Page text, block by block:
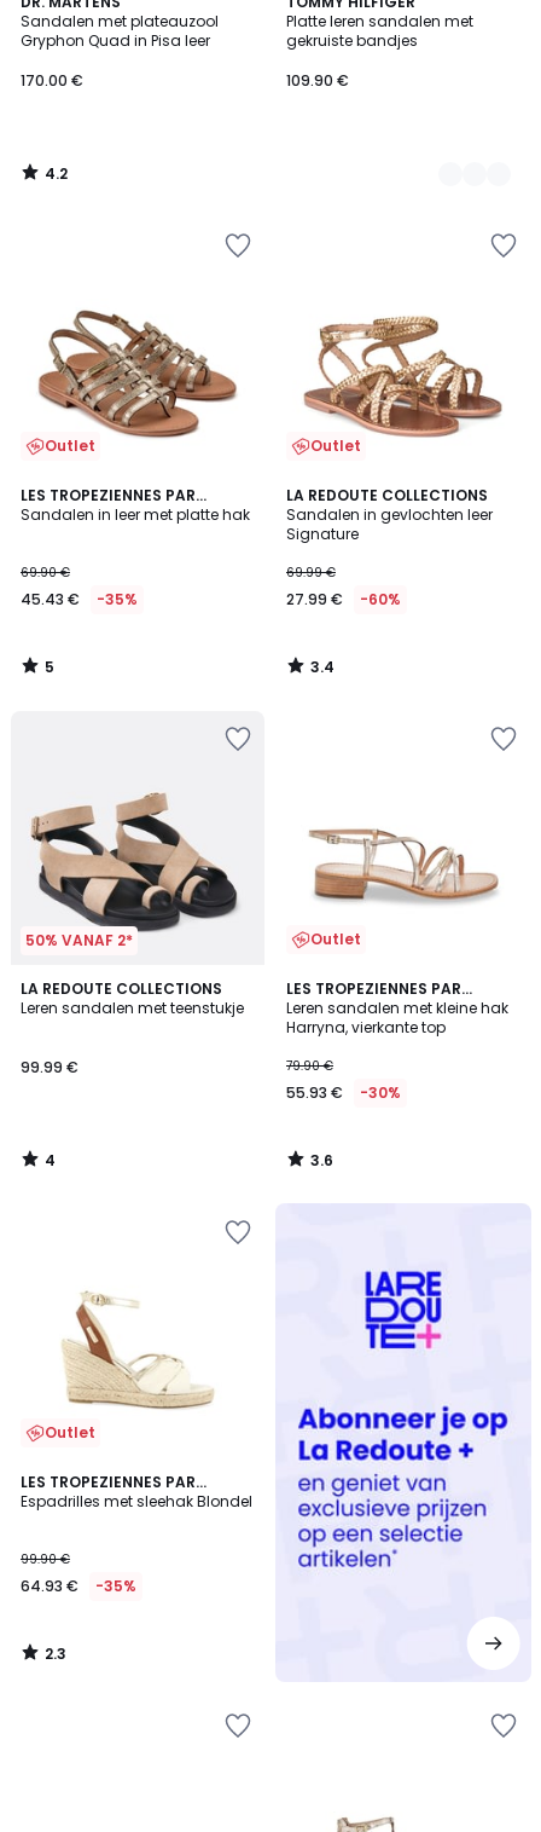
Sandalen met plateauzool
Gryphon Quad in Pisa leer
170.00 €
/ 5
4.2
/
Platte leren sandalen met
gekruiste bandjes
109.90 €
Kleuren
Outlet
LES TROPEZIENNES PAR
M.BELARBI
Sandalen in leer met platte hak
69.90 €
45.43 € -35%
5
/
5
/
Outlet
LA REDOUTE COLLECTIONS
Sandalen in gevlochten leer
Signature
69.99 €
27.99 € -60%
3.4
/ 5
3.4
/
50% VANAF 2*
LA REDOUTE COLLECTIONS
Leren sandalen met teenstukje
99.99 €
4
/
4
/
Outlet
LES TROPEZIENNES PAR
M.BELARBI
Leren sandalen met kleine hak
Harryna, vierkante top
79.90 €
55.93 € -30%
3.6
/ 5
3.6
/
Outlet
LES TROPEZIENNES PAR
M.BELARBI
Espadrilles met sleehak Blondel
99.90 €
64.93 € -35%
2.3
/ 5
2.3
/